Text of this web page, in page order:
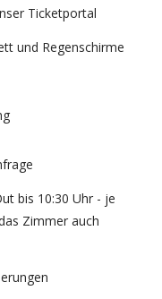
Ticketportal
und Regenschirme
bis 10:30 Uhr - je
Zimmer auch